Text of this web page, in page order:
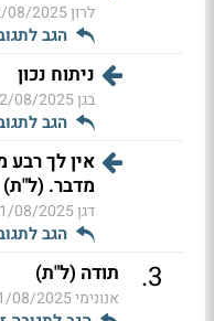
לרון2025 12:32
הגב
ניתוח נכון
בגן08/2025 10:27
הגב
אין לך
מדבר. (ל"ת)
דגן08/2025 18:56
הגב
3
. תודה (ל"ת)
אנונימי2025 15:34